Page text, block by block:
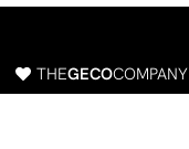
THEGECOCOMPANY